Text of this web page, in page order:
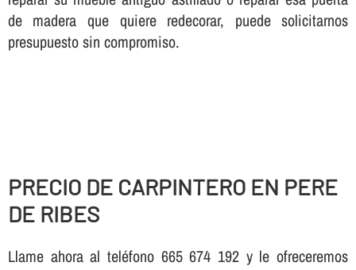
de madera que quiere redecorar, puede solicitarnos
presupuesto sin compromiso.
PRECIO DE CARPINTERO EN PERE
DE RIBES
Llame ahora al teléfono 665 674 192 y le ofreceremos